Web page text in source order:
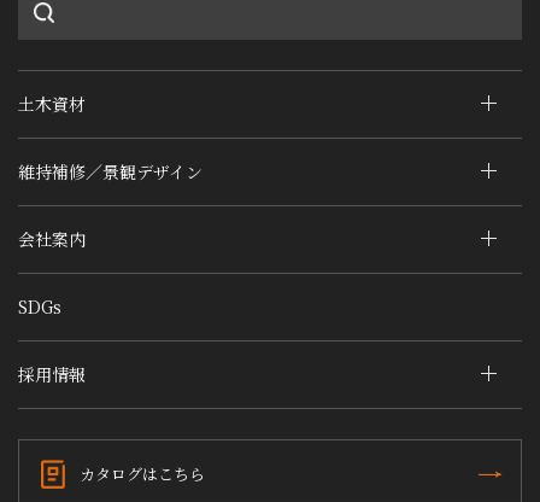
土木資材
維持補修／景観デザイン
会社案内
SDGs
採用情報
カタログはこちら